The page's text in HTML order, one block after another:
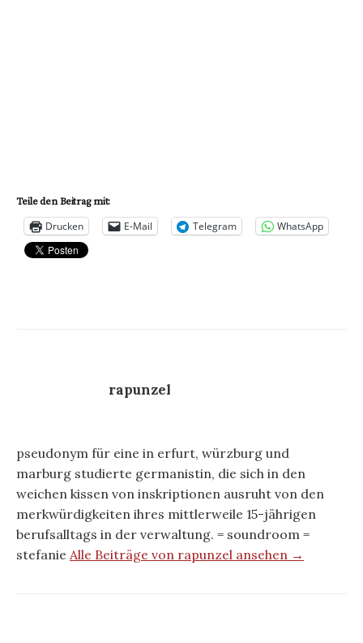
Teile den Beitrag mit:
Drucken E-Mail Telegram WhatsApp
rapunzel
pseudonym für eine in erfurt, würzburg und
marburg studierte germanistin, die sich in den
weichen kissen von inskriptionen ausruht von den
merkwürdigkeiten ihres mittlerweile 15-jährigen
berufsalltags in der verwaltung. = soundroom =
stefanie Alle Beiträge von rapunzel ansehen →